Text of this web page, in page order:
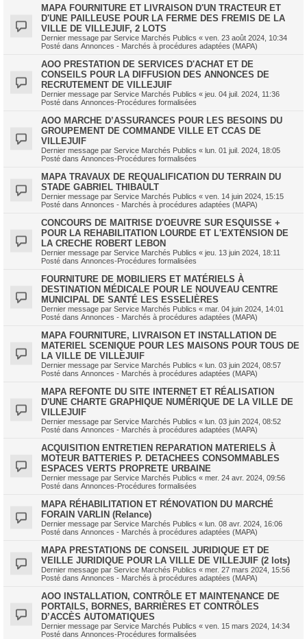
MAPA FOURNITURE ET LIVRAISON D'UN TRACTEUR ET
D'UNE PAILLEUSE POUR LA FERME DES FREMIS DE LA
VILLE DE VILLEJUIF, 2 LOTS
Dernier message par Service Marchés Publics « ven. 23 août 2024, 10:34
Posté dans Annonces - Marchés à procédures adaptées (MAPA)
AOO PRESTATION DE SERVICES D'ACHAT ET DE
CONSEILS POUR LA DIFFUSION DES ANNONCES DE
RECRUTEMENT DE VILLEJUIF
Dernier message par Service Marchés Publics « jeu. 04 juil. 2024, 11:36
Posté dans Annonces-Procédures formalisées
AOO MARCHE D’ASSURANCES POUR LES BESOINS DU
GROUPEMENT DE COMMANDE VILLE ET CCAS DE
VILLEJUIF
Dernier message par Service Marchés Publics « lun. 01 juil. 2024, 18:05
Posté dans Annonces-Procédures formalisées
MAPA TRAVAUX DE REQUALIFICATION DU TERRAIN DU
STADE GABRIEL THIBAULT
Dernier message par Service Marchés Publics « ven. 14 juin 2024, 15:15
Posté dans Annonces - Marchés à procédures adaptées (MAPA)
CONCOURS DE MAITRISE D'OEUVRE SUR ESQUISSE +
POUR LA REHABILITATION LOURDE ET L'EXTENSION DE
LA CRECHE ROBERT LEBON
Dernier message par Service Marchés Publics « jeu. 13 juin 2024, 18:11
Posté dans Annonces-Procédures formalisées
FOURNITURE DE MOBILIERS ET MATÉRIELS À
DESTINATION MÉDICALE POUR LE NOUVEAU CENTRE
MUNICIPAL DE SANTÉ LES ESSELIÈRES
Dernier message par Service Marchés Publics « mar. 04 juin 2024, 14:01
Posté dans Annonces - Marchés à procédures adaptées (MAPA)
MAPA FOURNITURE, LIVRAISON ET INSTALLATION DE
MATERIEL SCENIQUE POUR LES MAISONS POUR TOUS DE
LA VILLE DE VILLEJUIF
Dernier message par Service Marchés Publics « lun. 03 juin 2024, 08:57
Posté dans Annonces - Marchés à procédures adaptées (MAPA)
MAPA REFONTE DU SITE INTERNET ET RÉALISATION
D'UNE CHARTE GRAPHIQUE NUMÉRIQUE DE LA VILLE DE
VILLEJUIF
Dernier message par Service Marchés Publics « lun. 03 juin 2024, 08:52
Posté dans Annonces - Marchés à procédures adaptées (MAPA)
ACQUISITION ENTRETIEN REPARATION MATERIELS À
MOTEUR BATTERIES P. DETACHEES CONSOMMABLES
ESPACES VERTS PROPRETE URBAINE
Dernier message par Service Marchés Publics « mer. 24 avr. 2024, 09:56
Posté dans Annonces-Procédures formalisées
MAPA RÉHABILITATION ET RÉNOVATION DU MARCHÉ
FORAIN VARLIN (Relance)
Dernier message par Service Marchés Publics « lun. 08 avr. 2024, 16:06
Posté dans Annonces - Marchés à procédures adaptées (MAPA)
MAPA PRESTATIONS DE CONSEIL JURIDIQUE ET DE
VEILLE JURIDIQUE POUR LA VILLE DE VILLEJUIF (2 lots)
Dernier message par Service Marchés Publics « mer. 27 mars 2024, 15:56
Posté dans Annonces - Marchés à procédures adaptées (MAPA)
AOO INSTALLATION, CONTRÔLE ET MAINTENANCE DE
PORTAILS, BORNES, BARRIÈRES ET CONTRÔLES
D’ACCÈS AUTOMATIQUES
Dernier message par Service Marchés Publics « ven. 15 mars 2024, 14:34
Posté dans Annonces-Procédures formalisées